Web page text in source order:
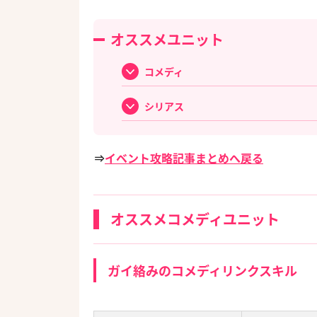
オススメユニット
コメディ
シリアス
⇒イベント攻略記事まとめへ戻る
オススメコメディユニット
ガイ絡みのコメディリンクスキル